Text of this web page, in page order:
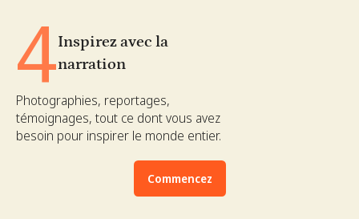
4Inspirez avec la
narration
Photographies, reportages,
témoignages, tout ce dont vous avez
besoin pour inspirer le monde entier.
Commencez